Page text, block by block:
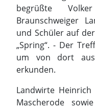
Landwirte
Mascherode
standen
Wasserbrüdern
Wirtschaftsweisen
zwei Trecker
hergerichteten
etwas entfernt